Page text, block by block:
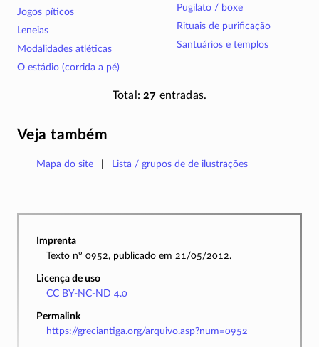
Jogos píticos
Leneias
Modalidades atléticas
O estádio (corrida a pé)
Pugilato / boxe
Rituais de purificação
Santuários e templos
Total:27 entradas.
Veja também
Mapa do site Lista / grupos de de ilustrações
Imprenta
Texto nº 0952, publicado em 21/05/2012.
Licença de uso
CC BY-NC-ND 4.0
Permalink
https://greciantiga.org/arquivo.asp?num=0952